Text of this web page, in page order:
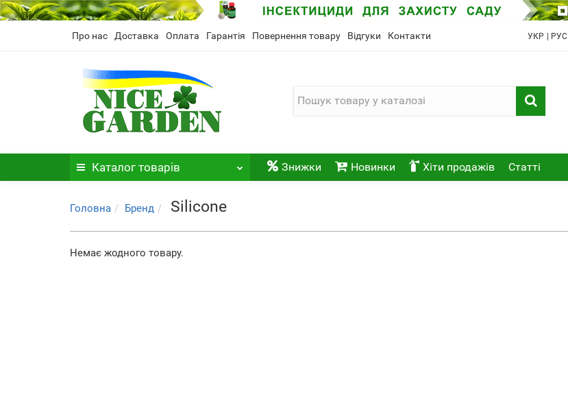
Про нас Доставка Оплата Гарантія Повернення товару Відгуки Контакти УКР | РУС
Каталог товарів Знижки Новинки Хіти продажів Статті
Головна Бренд Silicone
Немає жодного товару.